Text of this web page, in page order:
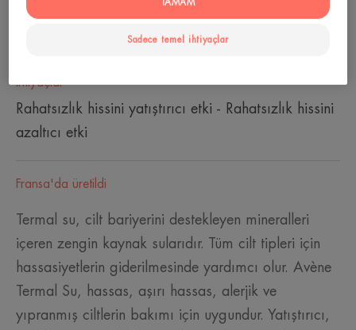
İhtiyaçlar
Rahatsızlık hissini yatıştırıcı etki - Rahatsızlık hissini
azaltıcı etki
Fransa'da üretildi
Termal su, cilt bariyerini destekleyen mineralleri
içeren zengin kaynak sularıdır. Tüm cilt tipleri için
hassasiyetlerin giderilmesinde yardımcı olur. Avène
Termal Su, hassas, aşırı hassas, alerjik ve
yıpranmış ciltlerin bakımı için uygundur. Yatıştırıcı,
Sadece temel ihtiyaçlar
TAMAM